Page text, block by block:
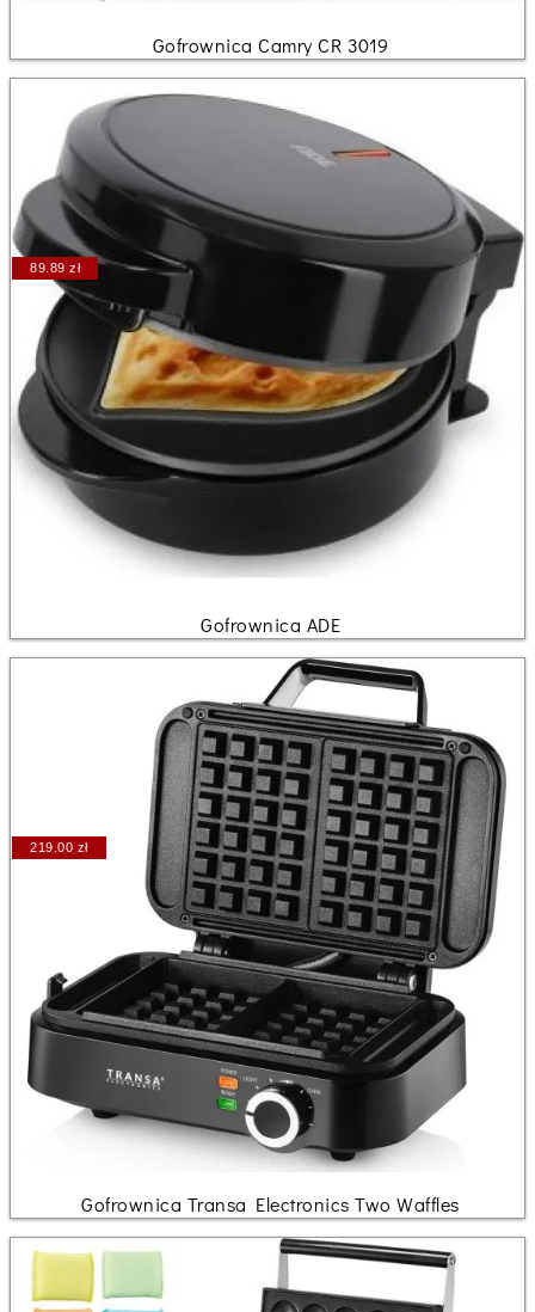
Gofrownica Camry CR 3019
89.89 zł
Gofrownica ADE
219.00 zł
Gofrownica Transa Electronics Two Waffles